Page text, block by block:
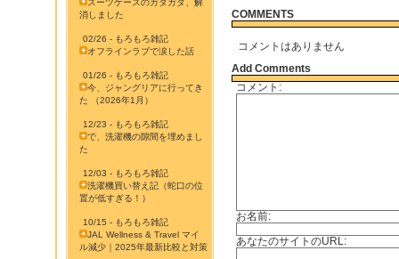
スーツケースのガタガタ、解
消しました
02/26 - もろもろ雑記
オフラインラブで涙した話
01/26 - もろもろ雑記
今、ジャングリアに行ってき
た （2026年1月）
12/23 - もろもろ雑記
で、洗濯機の隙間を埋めまし
た
12/03 - もろもろ雑記
洗濯機買い替え記（蛇口の位
置が低すぎる！）
10/15 - もろもろ雑記
JAL Wellness & Travel マイ
ル減少｜2025年最新比較と対策
COMMENTS
コメントはありません
Add Comments
コメント:
お名前:
あなたのサイトのURL: